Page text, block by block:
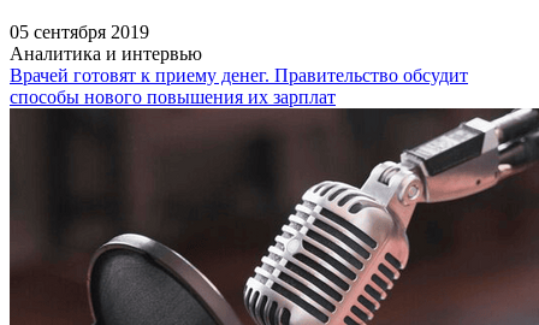
05 сентября 2019
Аналитика и интервью
Врачей готовят к приему денег. Правительство обсудит
способы нового повышения их зарплат